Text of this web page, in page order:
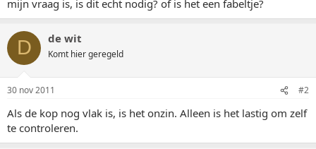
mijn vraag is, is dit echt nodig? of is het een fabeltje?
D de wit
Komt hier geregeld
30 nov 2011 #2
Als de kop nog vlak is, is het onzin. Alleen is het lastig om zelf
te controleren.